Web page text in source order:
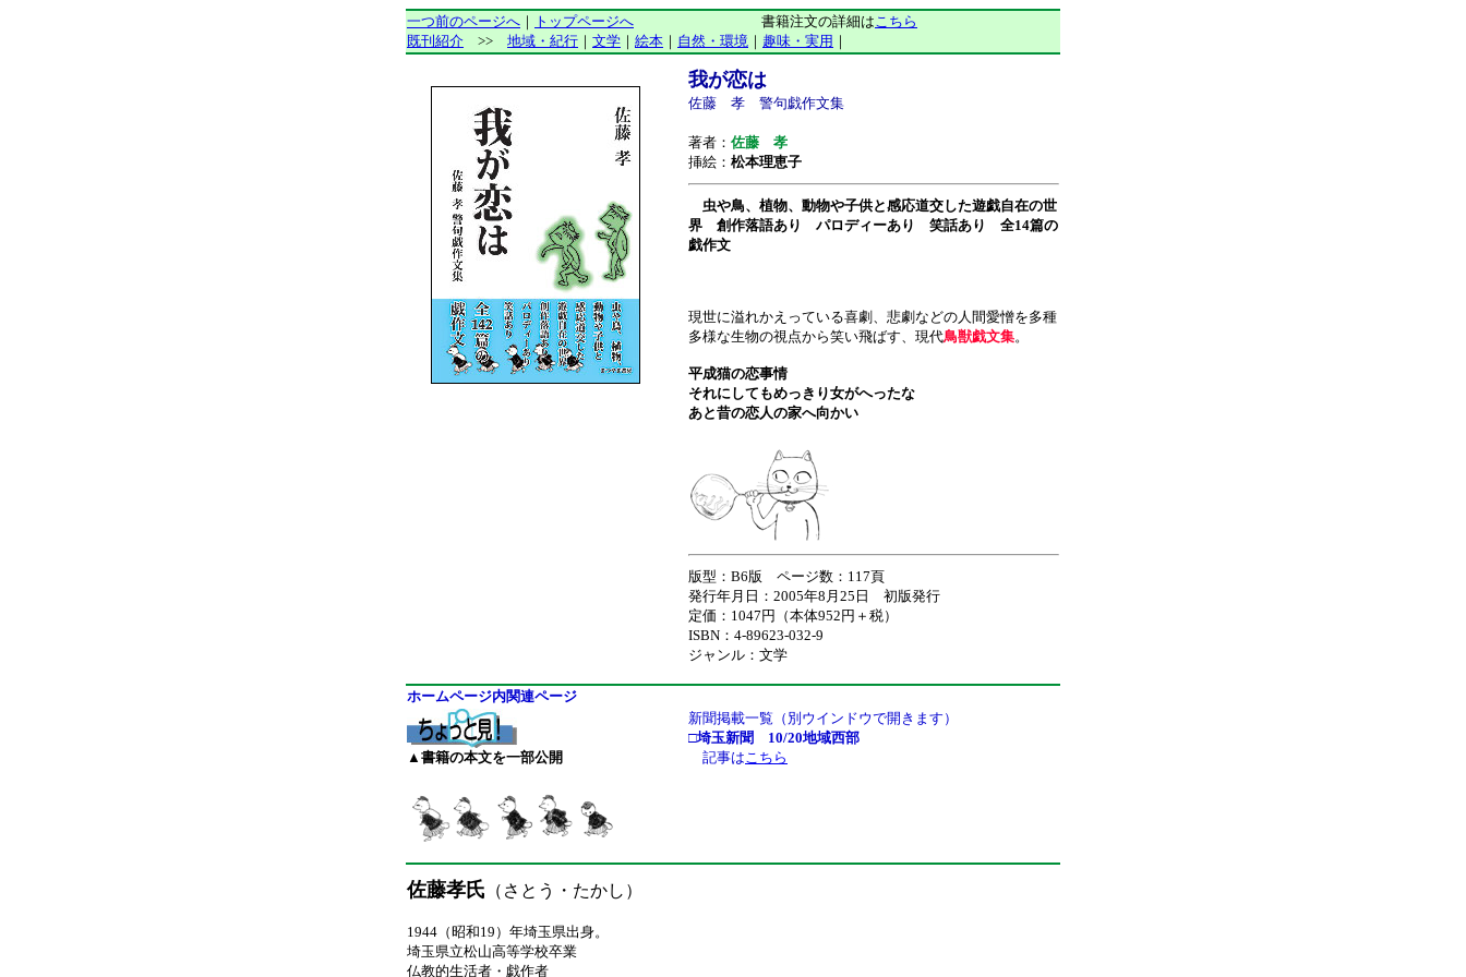
一つ前のページへ ｜ トップページへ 書籍注文の詳細はこちら
既刊紹介 >> 地域・紀行 ｜ 文学 ｜ 絵本 ｜ 自然・環境 ｜ 趣味・実用 ｜
我が恋は
佐藤 孝 警句戯作文集
著者： 佐藤 孝
挿絵： 松本理恵子
虫や鳥、植物、動物や子供と感応道交した遊戯自在の世
界 創作落語あり パロディーあり 笑話あり 全14篇の
戯作文
現世に溢れかえっている喜劇、悲劇などの人間愛憎を多種
多様な生物の視点から笑い飛ばす、現代鳥獣戯文集。
平成猫の恋事情
それにしてもめっきり女がへったな
あと昔の恋人の家へ向かい
版型：B6版 ページ数：117頁
発行年月日：2005年8月25日 初版発行
定価：1047円（本体952円＋税）
ISBN：4-89623-032-9
ジャンル：文学
ホームページ内関連ページ
▲書籍の本文を一部公開
新聞掲載一覧（別ウインドウで開きます）
□埼玉新聞 10/20地域西部
記事はこちら
佐藤孝氏 （さとう・たかし）
1944（昭和19）年埼玉県出身。
埼玉県立松山高等学校卒業
仏教的生活者・戯作者